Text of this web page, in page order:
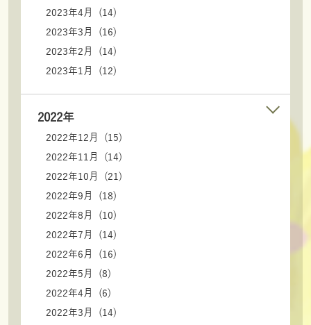
2023年4月 (14)
2023年3月 (16)
2023年2月 (14)
2023年1月 (12)
2022年
2022年12月 (15)
2022年11月 (14)
2022年10月 (21)
2022年9月 (18)
2022年8月 (10)
2022年7月 (14)
2022年6月 (16)
2022年5月 (8)
2022年4月 (6)
2022年3月 (14)